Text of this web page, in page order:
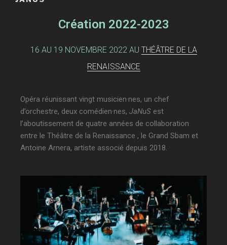
Création 2022-2023
16 AU 19 NOVEMBRE 2022 AU THÉÂTRE DE LA
RENAISSANCE
Opéra réunissant vingt musicien·nes, un chef
d’orchestre, deux comédien·nes, JaNuS est
l’aboutissement de quatre années de collaboration
entre le Théâtre de la Renaissance , le Grand Sbam et
Antoine Arnera, artiste associé depuis 2018.